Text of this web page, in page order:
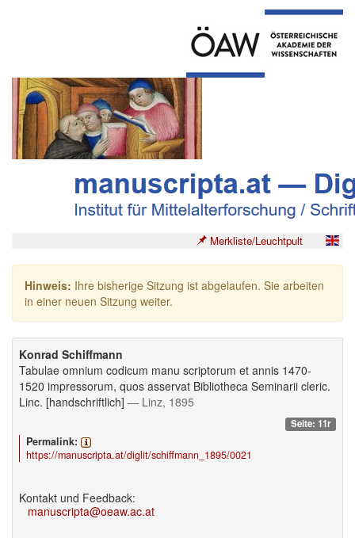
Merkliste/Leuchtpult
Hinweis: Ihre bisherige Sitzung ist abgelaufen. Sie arbeiten
in einer neuen Sitzung weiter.
Konrad Schiffmann
Tabulae omnium codicum manu scriptorum et annis 1470-
1520 impressorum, quos asservat Bibliotheca Seminarii cleric.
Linc. [handschriftlich] — Linz, 1895
Seite: 11r
Permalink:
https://manuscripta.at/diglit/schiffmann_1895/0021
Kontakt und Feedback:
manuscripta@oeaw.ac.at